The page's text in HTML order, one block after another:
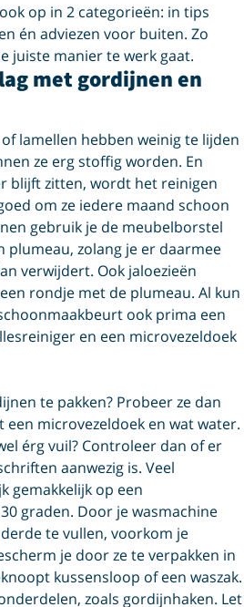
op in 2 categorieën: in tips
én adviezen voor buiten. Zo
juiste manier te werk gaat.
met gordijnen en
lamellen hebben weinig te lijden
ze erg stoffig worden. En
blijft zitten, wordt het reinigen
om ze iedere maand schoon
gebruik je de meubelborstel
plumeau, zolang je er daarmee
verwijdert. Ook jaloezieën
rondje met de plumeau. Al kun
ook prima een
en een microvezeldoek
te pakken? Probeer ze dan
microvezeldoek en wat water.
érg vuil? Controleer dan of er
aanwezig is. Veel
gemakkelijk op een
graden. Door je wasmachine
te vullen, voorkom je
je door ze te verpakken in
kussensloop of een waszak.
zoals gordijnhaken. Let